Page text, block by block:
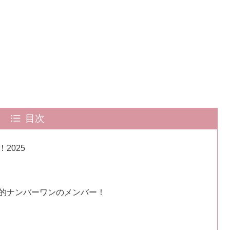
目次
2025
ナンバーワンのメンバー！